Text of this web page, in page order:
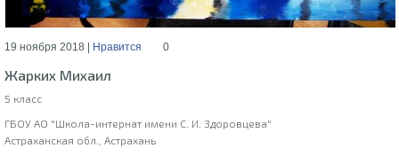
19 ноября 2018 | Нравится 0
Жарких Михаил
5 класс
ГБОУ АО "Школа-интернат имени С. И. Здоровцева"
Астраханская обл., Астрахань